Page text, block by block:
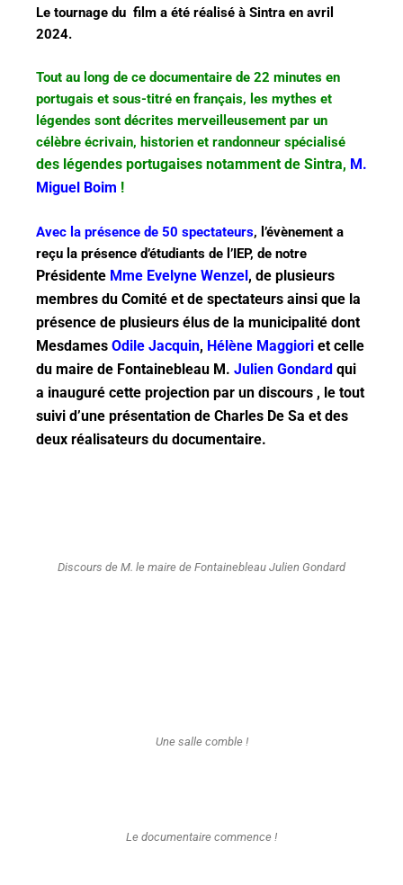
Le tournage du film a été réalisé à Sintra en avril
2024.
Tout au long de ce documentaire de 22 minutes en
portugais et sous-titré en français, les mythes et
légendes sont décrites merveilleusement par un
célèbre écrivain, historien et randonneur spécialisé
des légendes portugaises notamment de Sintra, M.
Miguel Boim !
Avec la présence de 50 spectateurs, l’évènement a
reçu la présence d’étudiants de l’IEP, de notre
Présidente Mme Evelyne Wenzel, de plusieurs
membres du Comité et de spectateurs ainsi que la
présence de plusieurs élus de la municipalité dont
Mesdames Odile Jacquin, Hélène Maggiori et celle
du maire de Fontainebleau M. Julien Gondard qui
a inauguré cette projection par un discours , le tout
suivi d’une présentation de Charles De Sa et des
deux réalisateurs du documentaire.
Discours de M. le maire de Fontainebleau Julien Gondard
Une salle comble !
Le documentaire commence !